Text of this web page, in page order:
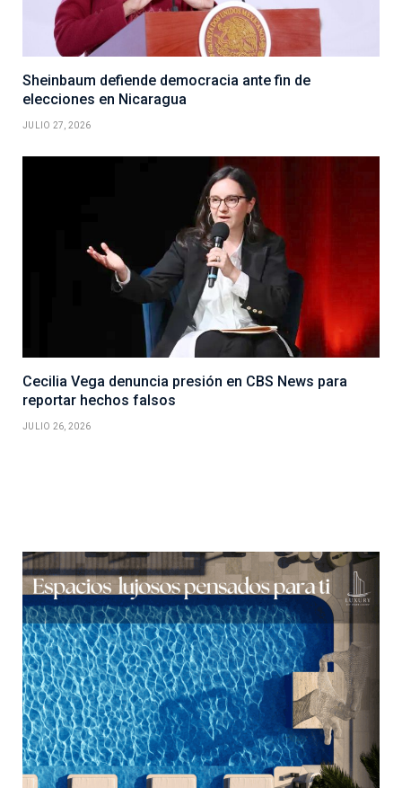
Sheinbaum defiende democracia ante fin de
elecciones en Nicaragua
JULIO 27, 2026
Cecilia Vega denuncia presión en CBS News para
reportar hechos falsos
JULIO 26, 2026